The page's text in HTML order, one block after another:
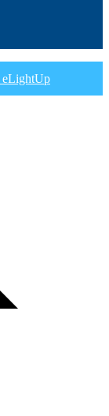
eLightUp